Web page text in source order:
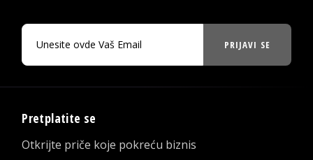
PRIJAVI SE
Pretplatite se
Otkrijte priče koje pokreću biznis